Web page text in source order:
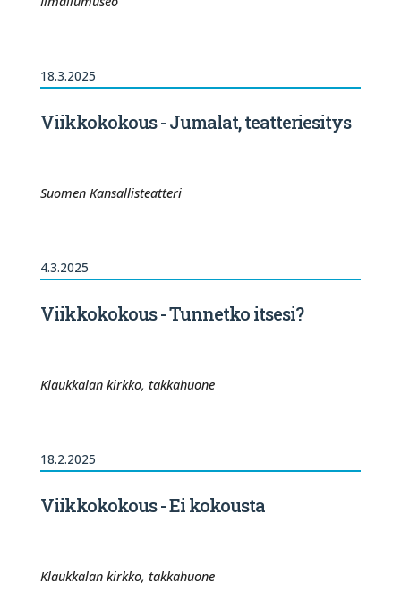
18.3.2025
Viikkokokous - Jumalat, teatteriesitys
Suomen Kansallisteatteri
4.3.2025
Viikkokokous - Tunnetko itsesi?
Klaukkalan kirkko, takkahuone
18.2.2025
Viikkokokous - Ei kokousta
Klaukkalan kirkko, takkahuone